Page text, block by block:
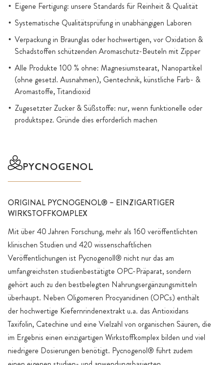
Eigene Fertigung: unsere Standards für Reinheit & Qualität
Systematische Qualitätsprüfung in unabhängigen Laboren
Verpackung in Braunglas oder hochwertigen, vor Oxidation &
Schadstoffen schützenden Aromaschutz-Beuteln mit Zipper
Alle Produkte 100 % ohne: Magnesiumstearat, Nanopartikel
(ohne gesetzl. Ausnahmen), Gentechnik, künstliche Farb- &
Aromastoffe, Titandioxid
Zugesetzter Zucker & Süßstoffe: nur, wenn funktionelle oder
produktspez. Gründe dies erforderlich machen
PYCNOGENOL
ORIGINAL PYCNOGENOL® – EINZIGARTIGER
WIRKSTOFFKOMPLEX
Mit über 40 Jahren Forschung, mehr als 160 veröffentlichten
klinischen Studien und 420 wissenschaftlichen
Veröffentlichungen ist Pycnogenoll® nicht nur das am
umfangreichsten studienbestätigte OPC-Präparat, sondern
gehört auch zu den bestbelegten Nahrungsergänzungsmitteln
überhaupt. Neben Oligomeren Procyanidinen (OPCs) enthält
der hochwertige Kiefernrindenextrakt u.a. das Antioxidans
Taxifolin, Catechine und eine Vielzahl von organischen Säuren, die
im Ergebnis einen einzigartigen Wirkstoffkomplex bilden und viel
niedrigere Dosierungen benötigt. Pycnogenol® führt zudem